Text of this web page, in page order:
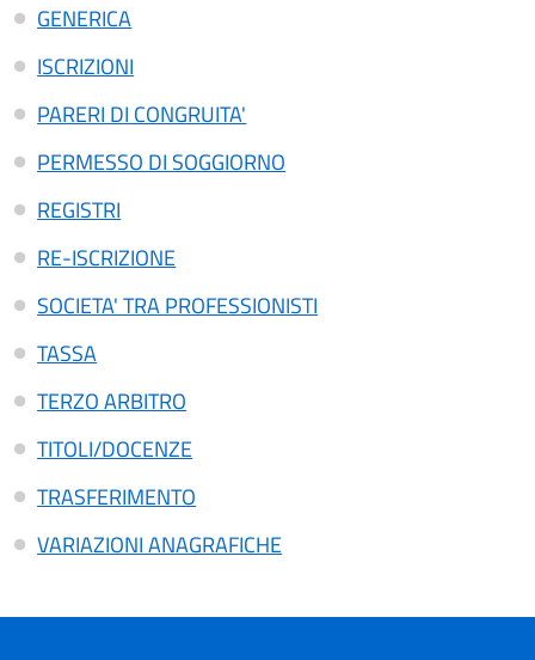
GENERICA
ISCRIZIONI
PARERI DI CONGRUITA'
PERMESSO DI SOGGIORNO
REGISTRI
RE-ISCRIZIONE
SOCIETA' TRA PROFESSIONISTI
TASSA
TERZO ARBITRO
TITOLI/DOCENZE
TRASFERIMENTO
VARIAZIONI ANAGRAFICHE